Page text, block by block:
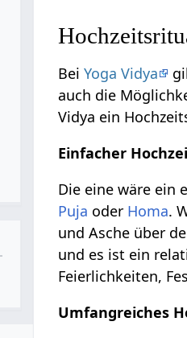
BeiYoga Vidya
auch die
Vidya ein
Einfacher
Die eine wäre ein
Puja oder Homa.
und Asche über
und es ist ein
Feierlichkeiten,
Umfangreiches